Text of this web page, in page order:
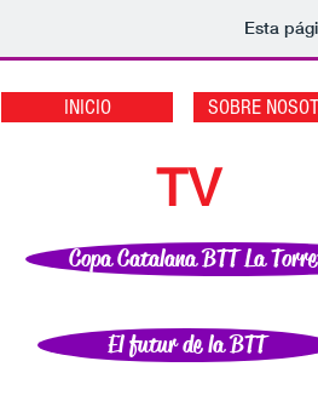
Esta
INICIO SOBRE
TV
Copa Catalana BTT La
El futur de la BTT